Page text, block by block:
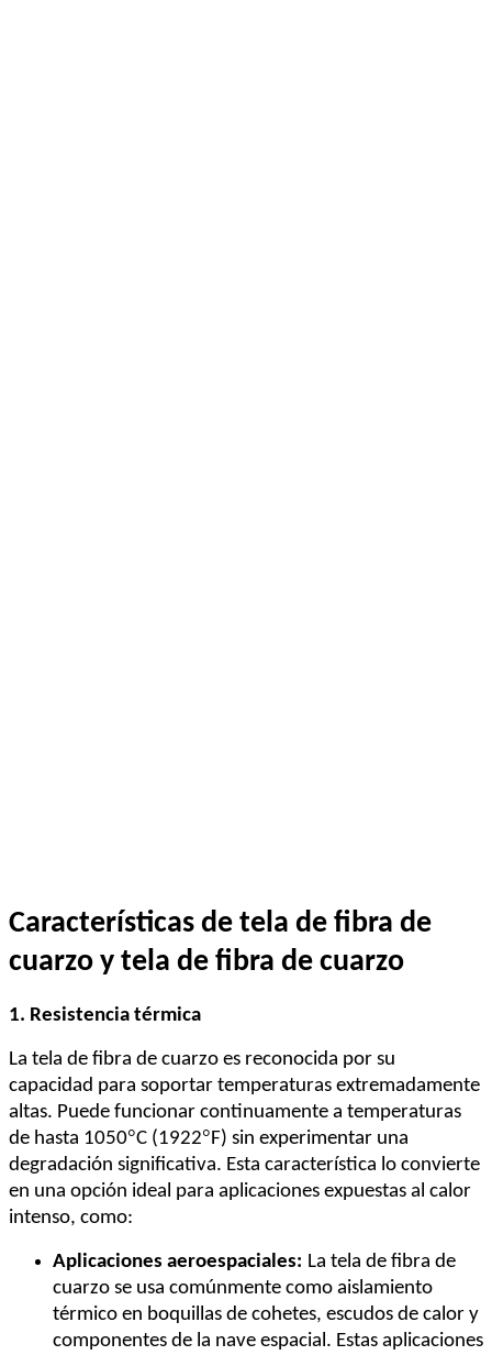
Características de tela de fibra de
cuarzo y tela de fibra de cuarzo
1. Resistencia térmica
La tela de fibra de cuarzo es reconocida por su
capacidad para soportar temperaturas extremadamente
altas. Puede funcionar continuamente a temperaturas
de hasta 1050°C (1922°F) sin experimentar una
degradación significativa. Esta característica lo convierte
en una opción ideal para aplicaciones expuestas al calor
intenso, como:
Aplicaciones aeroespaciales: La tela de fibra de
cuarzo se usa comúnmente como aislamiento
térmico en boquillas de cohetes, escudos de calor y
componentes de la nave espacial. Estas aplicaciones